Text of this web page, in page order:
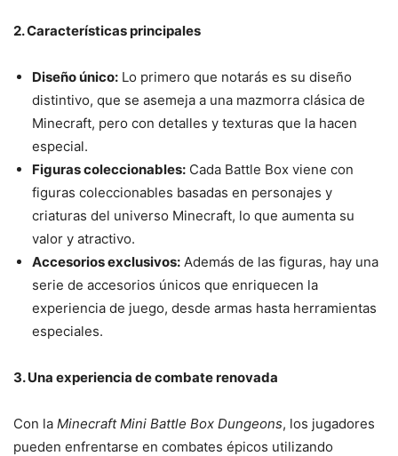
2. Características principales
Diseño único: Lo primero que notarás es su diseño
distintivo, que se asemeja a una mazmorra clásica de
Minecraft, pero con detalles y texturas que la hacen
especial.
Figuras coleccionables: Cada Battle Box viene con
figuras coleccionables basadas en personajes y
criaturas del universo Minecraft, lo que aumenta su
valor y atractivo.
Accesorios exclusivos: Además de las figuras, hay una
serie de accesorios únicos que enriquecen la
experiencia de juego, desde armas hasta herramientas
especiales.
3. Una experiencia de combate renovada
Con la Minecraft Mini Battle Box Dungeons, los jugadores
pueden enfrentarse en combates épicos utilizando